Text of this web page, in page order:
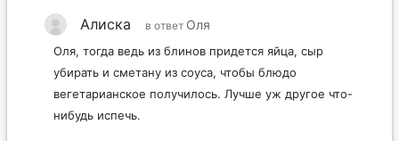
Алиска в ответ Оля
Оля, тогда ведь из блинов придется яйца, сыр
убирать и сметану из соуса, чтобы блюдо
вегетарианское получилось. Лучше уж другое что-
нибудь испечь.